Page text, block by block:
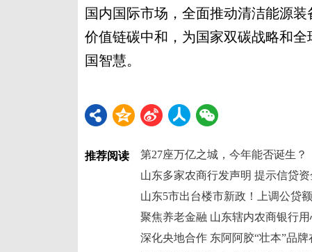
国内国际市场，全面推动清洁能源
价值链碳中和，为国家双碳战略和
国智慧。
推荐阅读
第27座万亿之城，今年能否诞生？
山东多家农商行发声明 提示信贷
山东5市出台楼市新政！上调公贷
聚焦养老金融 山东辖内农商银行
深化央地合作 东阿阿胶“壮本”品